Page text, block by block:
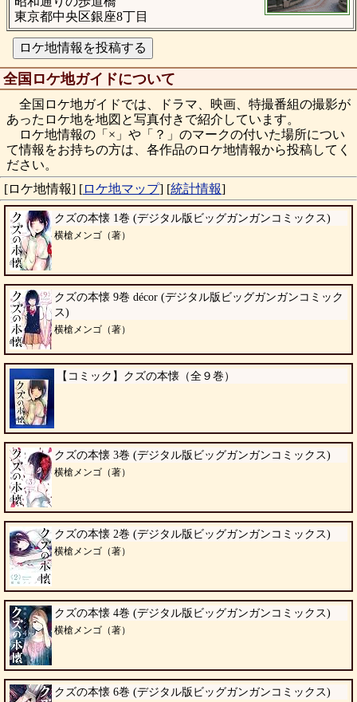
東京都中央区銀座8丁目
全国ロケ地ガイドについて
全国ロケ地ガイドでは、ドラマ、映画、特撮番組の撮影が
あったロケ地を地図と写真付きで紹介しています。
ロケ地情報の「×」や「？」のマークの付いた場所につい
て情報をお持ちの方は、各作品のロケ地情報から投稿してく
ださい。
[ロケ地情報] [ロケ地マップ] [統計情報]
クズの本懐 1巻 (デジタル版ビッグガンガンコミックス)
横槍メンゴ（著）
クズの本懐 9巻 décor (デジタル版ビッグガンガンコミック
ス)
横槍メンゴ（著）
【コミック】クズの本懐（全９巻）
クズの本懐 3巻 (デジタル版ビッグガンガンコミックス)
横槍メンゴ（著）
クズの本懐 2巻 (デジタル版ビッグガンガンコミックス)
横槍メンゴ（著）
クズの本懐 4巻 (デジタル版ビッグガンガンコミックス)
横槍メンゴ（著）
クズの本懐 6巻 (デジタル版ビッグガンガンコミックス)